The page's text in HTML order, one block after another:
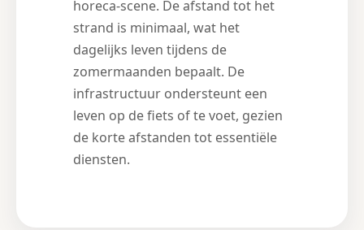
horeca-scene. De afstand tot het
strand is minimaal, wat het
dagelijks leven tijdens de
zomermaanden bepaalt. De
infrastructuur ondersteunt een
leven op de fiets of te voet, gezien
de korte afstanden tot essentiële
diensten.